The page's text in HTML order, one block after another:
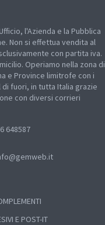
l'Azienda e la Pubblica
Non si effettua vendita al
con partita iva.
Operiamo nella zona di
e Province limitrofe con i
fuori, in tutta Italia grazie
con diversi corrieri
648587
E POST-IT